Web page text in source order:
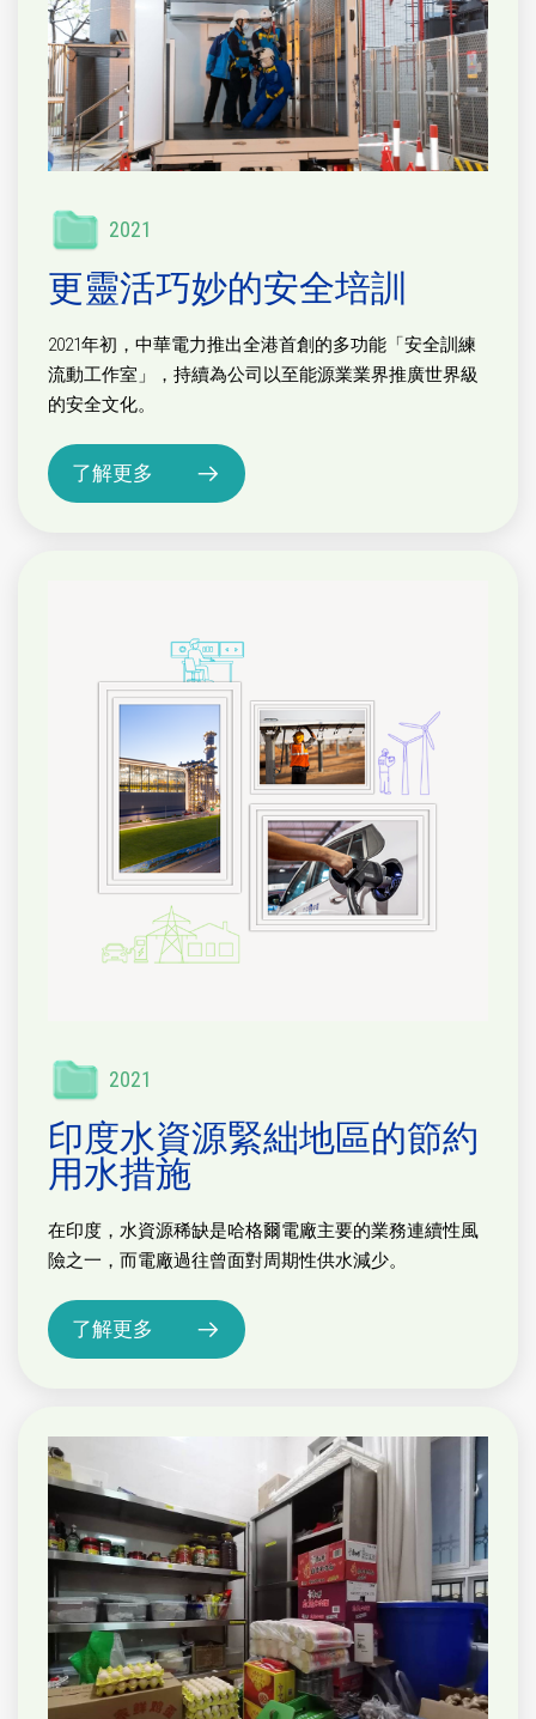
2021
更靈活巧妙的安全培訓
2021年初，中華電力推出全港首創的多功能「安全訓練
流動工作室」，持續為公司以至能源業業界推廣世界級
的安全文化。
了解更多
2021
印度水資源緊絀地區的節約
用水措施
在印度，水資源稀缺是哈格爾電廠主要的業務連續性風
險之一，而電廠過往曾面對周期性供水減少。
了解更多